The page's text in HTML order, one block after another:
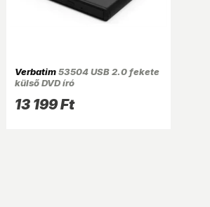
Verbatim53504 USB 2.0 fekete
külső DVD író
13 199 Ft